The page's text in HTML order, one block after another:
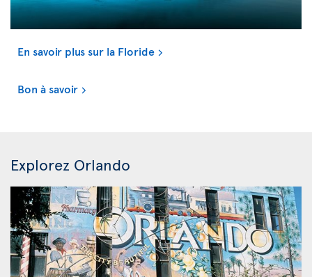
En savoir plus sur la Floride
Bon à savoir
Explorez Orlando